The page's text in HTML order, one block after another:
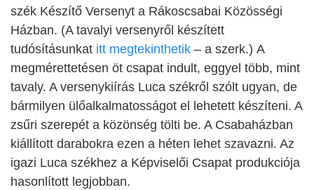
szék Készítő Versenyt a Rákoscsabai Közösségi
Házban. (A tavalyi versenyről készített
tudósításunkat itt megtekinthetik – a szerk.) A
megmérettetésen öt csapat indult, eggyel több, mint
tavaly. A versenykiírás Luca székről szólt ugyan, de
bármilyen ülőalkalmatosságot el lehetett készíteni. A
zsűri szerepét a közönség tölti be. A Csabaházban
kiállított darabokra ezen a héten lehet szavazni. Az
igazi Luca székhez a Képviselői Csapat produkciója
hasonlított legjobban.